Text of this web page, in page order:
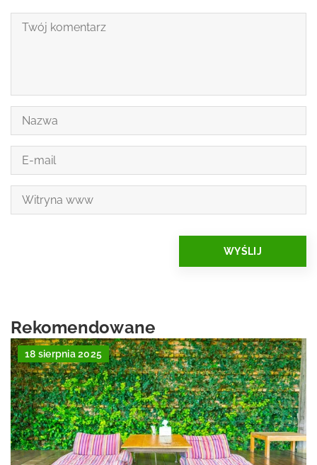
Rekomendowane
18 sierpnia 2025